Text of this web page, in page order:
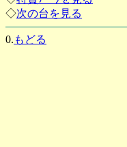
◇次の台を見る
0. もどる